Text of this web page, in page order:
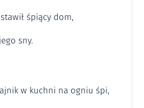
śpiący dom,
sny.
w kuchni na ogniu śpi,